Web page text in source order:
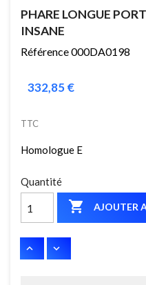
PHARE LONGUE
INSANE
Référence 000DA0198
332,85 €
TTC
Homologue E
Quantité
 AJOUTER